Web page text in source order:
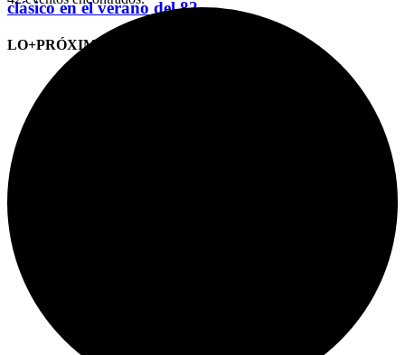
clásico en el verano del 82
LO+PRÓXIMO (CITAS)